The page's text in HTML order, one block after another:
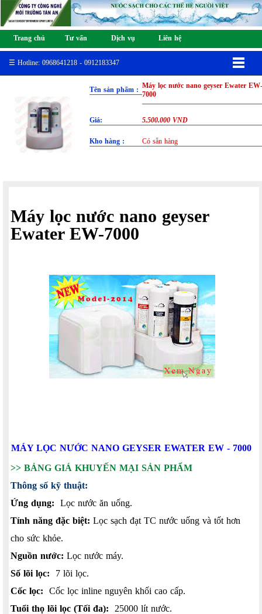
Trang chủ Tư vấn Dịch vụ Liên hệ
☰ Hotline: 0968641218 - 0912183347
Tên sản phẩm : Máy lọc nước nano geyser Ewater EW-
7000
Giá: 5.500.000 VND
Kho hàng : Có sẵn hàng
Máy lọc nước nano geyser
Ewater EW-7000
MÁY LỌC NƯỚC NANO GEYSER EWATER EW - 7000
>> BẢNG GIÁ KHUYẾN MẠI SẢN PHẨM
Thông số kỹ thuật:
Ứng dụng: Lọc nước ăn uống.
Tính năng đặc biệt: Lọc sạch đạt TC nước uống và tốt hơn
cho sức khỏe.
Nguồn nước: Lọc nước máy.
Số lõi lọc: 7 lõi lọc.
Cốc lọc: Cốc lọc inline nguyên khối cao cấp.
Tuổi thọ lõi lọc (Tối đa): 25000 lít nước.